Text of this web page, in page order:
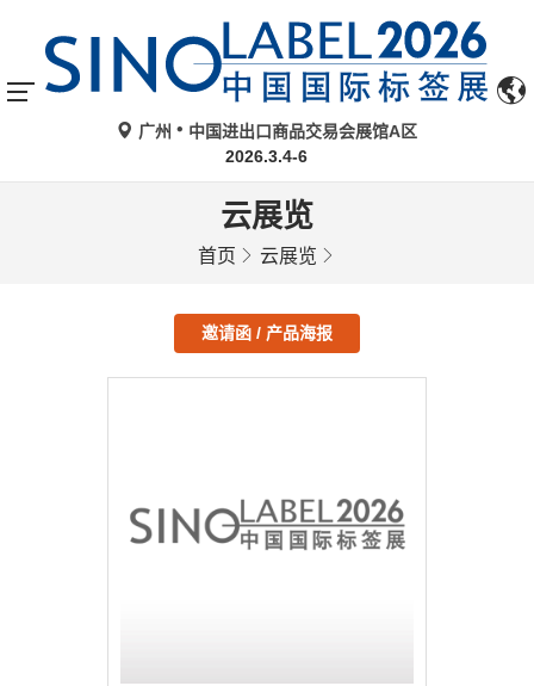
广州
中国进出口商品交易会展馆A区
2026.3.4-6
云展览
首页 云展览
邀请函 / 产品海报